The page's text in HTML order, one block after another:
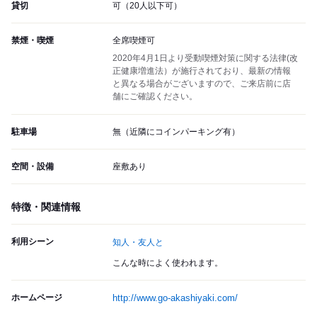
貸切 可（20人以下可）
禁煙・喫煙
全席喫煙可
2020年4月1日より受動喫煙対策に関する法律(改
正健康増進法）が施行されており、最新の情報
と異なる場合がございますので、ご来店前に店
舗にご確認ください。
駐車場 無（近隣にコインパーキング有）
空間・設備 座敷あり
特徴・関連情報
利用シーン 知人・友人と
こんな時によく使われます。
ホームページ http://www.go-akashiyaki.com/